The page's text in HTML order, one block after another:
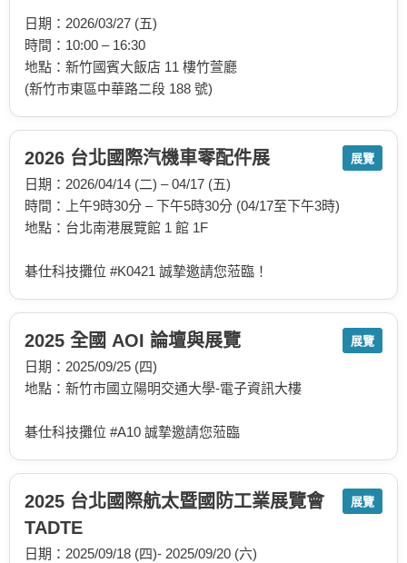
日期：2026/03/27 (五)
時間：10:00 – 16:30
地點：新竹國賓大飯店 11 樓竹萱廳
(新竹市東區中華路二段 188 號)
2026 台北國際汽機車零配件展 展覽
日期：2026/04/14 (二) – 04/17 (五)
時間：上午9時30分 – 下午5時30分 (04/17至下午3時)
地點：台北南港展覽館 1 館 1F
碁仕科技攤位 #K0421 誠摯邀請您蒞臨！
2025 全國 AOI 論壇與展覽 展覽
日期：2025/09/25 (四)
地點：新竹市國立陽明交通大學-電子資訊大樓
碁仕科技攤位 #A10 誠摯邀請您蒞臨
2025 台北國際航太暨國防工業展覽會
TADTE
展覽
日期：2025/09/18 (四)- 2025/09/20 (六)